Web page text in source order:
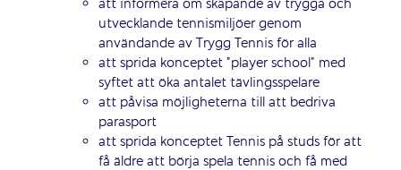
att informera om skapande av trygga och
utvecklande tennismiljöer genom
användande av Trygg Tennis för alla
att sprida konceptet ”player school” med
syftet att öka antalet tävlingsspelare
att påvisa möjligheterna till att bedriva
parasport
att sprida konceptet Tennis på studs för att
få äldre att börja spela tennis och få med